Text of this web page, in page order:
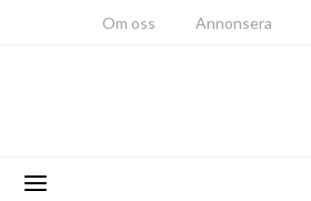
Om oss Annonsera